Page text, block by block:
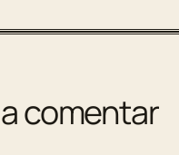
comentar